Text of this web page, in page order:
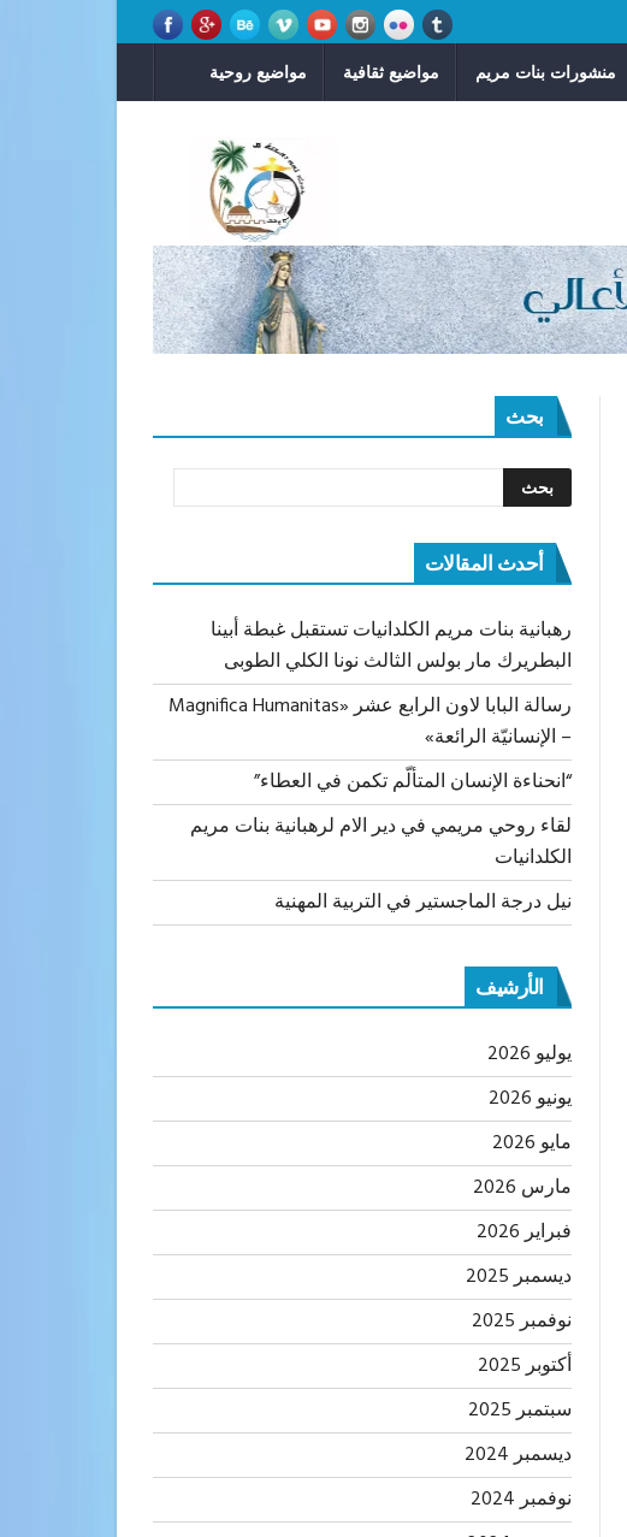
منشورات بنات مريم مواضيع ثقافية مواضيع روحية
بحث
أحدث المقالات
رهبانية بنات مريم الكلدانيات تستقبل غبطة أبينا
البطريرك مار بولس الثالث نونا الكلي الطوبى
رسالة البابا لاون الرابع عشر «Magnifica Humanitas
– الإنسانيّة الرائعة»
“انحناءة الإنسان المتألّم تكمن في العطاء”
لقاء روحي مريمي في دير الام لرهبانية بنات مريم
الكلدانيات
نيل درجة الماجستير في التربية المهنية
الأرشيف
يوليو 2026
يونيو 2026
مايو 2026
مارس 2026
فبراير 2026
ديسمبر 2025
نوفمبر 2025
أكتوبر 2025
سبتمبر 2025
ديسمبر 2024
نوفمبر 2024